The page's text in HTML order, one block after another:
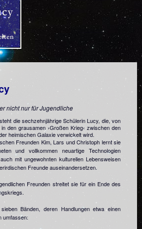
nicht nur für Jugendliche
die sechzehnjährige Schülerin Lucy, die, von
den grausamen ›Großen Krieg‹ zwischen den
heimischen Galaxie verwickelt wird.
Freunden Kim, Lars und Christoph lernt sie
und vollkommen neuartige Technologien
mit ungewohnten kulturellen Lebensweisen
Freunde auseinandersetzen.
Freunden streitet sie für ein Ende des
Bänden, deren Handlungen etwa einen
umfassen: